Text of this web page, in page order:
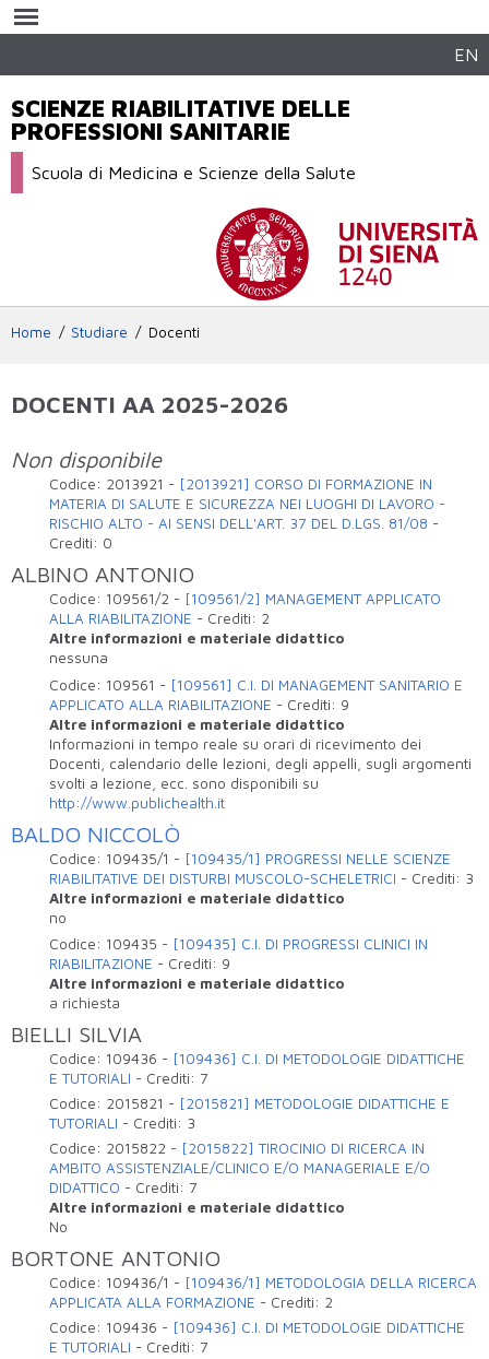
contenuto
EN
SCIENZE RIABILITATIVE DELLE
PROFESSIONI SANITARIE
Scuola di Medicina e Scienze della Salute
Home Studiare Docenti
DOCENTI AA 2025-2026
Non disponibile
Codice: 2013921 - [2013921] CORSO DI FORMAZIONE IN
MATERIA DI SALUTE E SICUREZZA NEI LUOGHI DI LAVORO -
RISCHIO ALTO - AI SENSI DELL'ART. 37 DEL D.LGS. 81/08 -
Crediti: 0
ALBINO ANTONIO
Codice: 109561/2 - [109561/2] MANAGEMENT APPLICATO
ALLA RIABILITAZIONE - Crediti: 2
Altre informazioni e materiale didattico
nessuna
Codice: 109561 - [109561] C.I. DI MANAGEMENT SANITARIO E
APPLICATO ALLA RIABILITAZIONE - Crediti: 9
Altre informazioni e materiale didattico
Informazioni in tempo reale su orari di ricevimento dei
Docenti, calendario delle lezioni, degli appelli, sugli argomenti
svolti a lezione, ecc. sono disponibili su
http://www.publichealth.it
BALDO NICCOLÒ
Codice: 109435/1 - [109435/1] PROGRESSI NELLE SCIENZE
RIABILITATIVE DEI DISTURBI MUSCOLO-SCHELETRICI - Crediti: 3
Altre informazioni e materiale didattico
no
Codice: 109435 - [109435] C.I. DI PROGRESSI CLINICI IN
RIABILITAZIONE - Crediti: 9
Altre informazioni e materiale didattico
a richiesta
BIELLI SILVIA
Codice: 109436 - [109436] C.I. DI METODOLOGIE DIDATTICHE
E TUTORIALI - Crediti: 7
Codice: 2015821 - [2015821] METODOLOGIE DIDATTICHE E
TUTORIALI - Crediti: 3
Codice: 2015822 - [2015822] TIROCINIO DI RICERCA IN
AMBITO ASSISTENZIALE/CLINICO E/O MANAGERIALE E/O
DIDATTICO - Crediti: 7
Altre informazioni e materiale didattico
No
BORTONE ANTONIO
Codice: 109436/1 - [109436/1] METODOLOGIA DELLA RICERCA
APPLICATA ALLA FORMAZIONE - Crediti: 2
Codice: 109436 - [109436] C.I. DI METODOLOGIE DIDATTICHE
E TUTORIALI - Crediti: 7